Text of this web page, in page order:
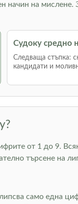
начин на
Судоку средно
Следваща стъпка:
кандидати и
от 1 до 9.
търсене на
само една